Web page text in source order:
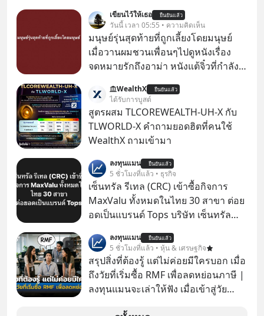
เขียนไว้ให้เธอ ยืนยันแล้ว
วันนี้ เวลา 05:55 • ความคิดเห็น
มนุษย์รุ่นสุดท้ายที่ถูกเลี้ยงโดยมนุษย์
เมื่อวานผมชวนเพื่อนๆไปดูหนังเรื่อง
จดหมายรักถึงอาม่า หนังแต้จิ๋วที่กำลัง
ป๊าผมเห็นโปสเตอร์หนังเรื่องนี้หลาย
เดือนก่อนและอยากดูมาก ด้วยเพราะว่า
อากงก็มาจากเมืองจีน ป๊าก็พูดแต้จิ๋วได้
มีเรื่องราวมีความผูกพันที่ได้ยินตั้งแต่
WealthX ยืนยันแล้ว
ได้รับการบูสต์
สูตรผสม TLCOREWEALTH-UH-X กับ
TLWORLD-X คำถามยอดฮิตที่คนใช้
WealthX ถามเข้ามา
ลงทุนแมน ยืนยันแล้ว
5 ชั่วโมงที่แล้ว • ธุรกิจ
เซ็นทรัล รีเทล (CRC) เข้าซื้อกิจการ
MaxValu ทั้งหมดในไทย 30 สาขา ต่อย
อดเป็นแบรนด์ Tops บริษัท เซ็นทรัล
CRC แจ้งตลาดหลักทรัพย์ฯ ว่า บริษัท
เซ็นทรัล ฟู้ด รีเทล จำกัด (CFR) ซึ่งเป็น
บริษัทย่อยที่ CRC ถือหุ้นทั้งทางตรงและ
ทางอ้อม 100%
ลงทุนแมน ยืนยันแล้ว
5 ชั่วโมงที่แล้ว • หุ้น & เศรษฐกิจ
สรุปสิ่งที่ต้องรู้ แต่ไม่ค่อยมีใครบอก เมื่อ
ถึงวัยที่เริ่มซื้อ RMF เพื่อลดหย่อนภาษี |
ลงทุนแมนจะเล่าให้ฟัง เมื่อเข้าสู่วัย